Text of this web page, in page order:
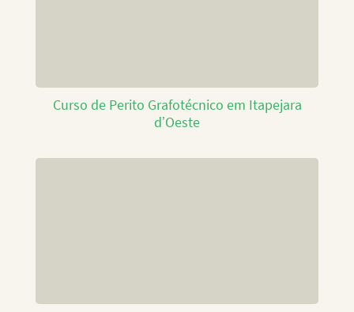
Curso de Perito Grafotécnico em Itapejara
d’Oeste